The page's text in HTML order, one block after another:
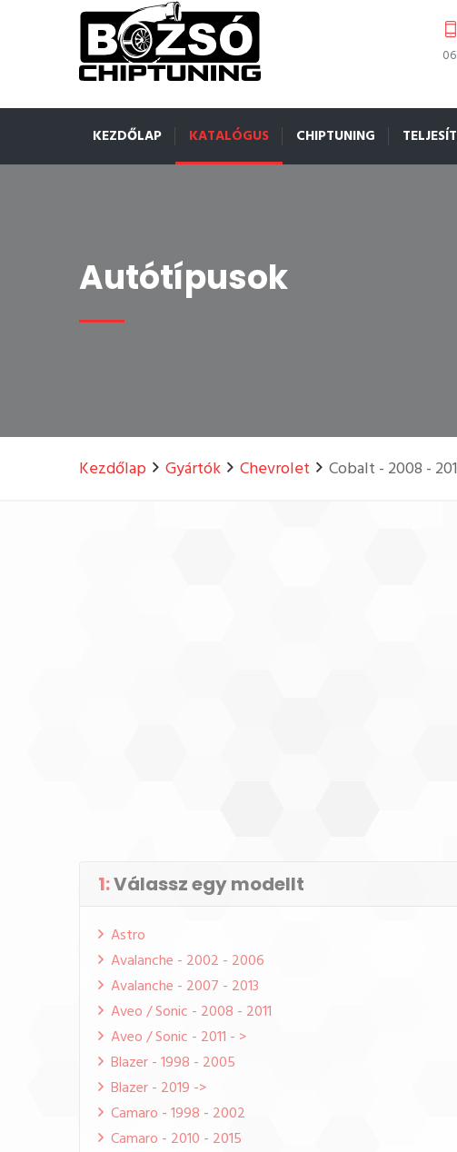
KEZDŐLAP KATALÓGUS CHIPTUNING
Autótípusok
Kezdőlap Gyártók Chevrolet Cobalt - 2008 -
1:Válassz egy modellt
Astro
Avalanche - 2002 - 2006
Avalanche - 2007 - 2013
Aveo / Sonic - 2008 - 2011
Aveo / Sonic - 2011 - >
Blazer - 1998 - 2005
Blazer - 2019 ->
Camaro - 1998 - 2002
Camaro - 2010 - 2015